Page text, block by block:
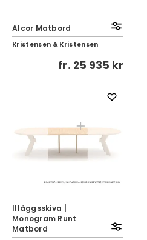
Alcor Matbord
Kristensen & Kristensen
fr. 25 935 kr
IIläggsskiva |
Monogram Runt
Matbord